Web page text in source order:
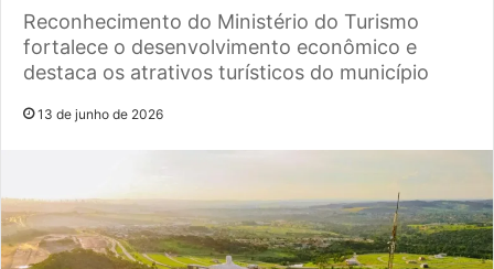
Reconhecimento do Ministério do Turismo
fortalece o desenvolvimento econômico e
destaca os atrativos turísticos do município
13 de junho de 2026